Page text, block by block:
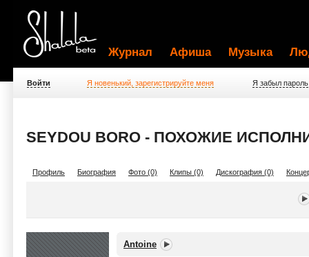
Журнал Афиша Музыка
Войти Я новенький, зарегистрируйте меня Я забыл пароль
SEYDOU BORO - ПОХОЖИЕ
Профиль Биография Фото (0) Клипы (0) Дискография (0)
Antoine